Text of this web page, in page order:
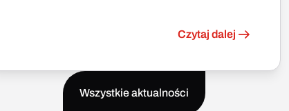
Czytaj dalej
Wszystkie aktualności